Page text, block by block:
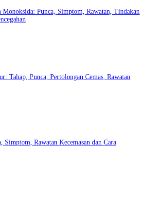
Monoksida: Punca, Simptom, Rawatan, Tindakan
Tahap, Punca, Pertolongan Cemas, Rawatan
Simptom, Rawatan Kecemasan dan Cara